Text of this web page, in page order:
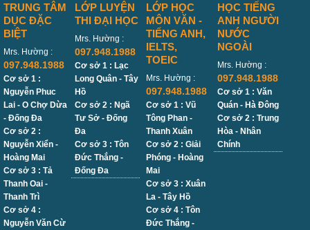
TRUNG TÂM
DỤC ĐẶC
BIỆT
Mrs. Hường :
097.948.1988
Cơ sở 1 :
Nguyễn Phuc
Lai - O Chợ Dừa
- Đống Đa
Cơ sở 2 :
Nguyễn Xiển -
Hoàng Mai
Cơ sở 3 : Tả
Thanh Oai -
Thanh Trì
Cơ sở 4 :
Nguyễn Văn Cừ
LỚP LUYỆN
THI ĐẠI HỌC
Mrs. Hường :
097.948.1988
Cơ sở 1 : Lạc
Long Quân - Tây
Hồ
Cơ sở 2 : Ngã
Tư Sở - Đống
Đa
Cơ sở 3 : Tôn
Đức Thắng -
Đống Đa
LỚP HỌC
MÔN VĂN -
TIẾNG ANH,
IELTS,
TOEIC
Mrs. Hường :
097.948.1988
Cơ sở 1 : Vũ
Tông Phan -
Thanh Xuân
Cơ sở 2 : Giải
Phóng - Hoàng
Mai
Cơ sở 3 : Xuân
La - Tây Hồ
Cơ sở 4 : Tôn
Đức Thắng -
HỌC TIẾNG
ANH NGƯỜI
NƯỚC
NGOÀI
Mrs. Hường :
097.948.1988
Cơ sở 1 : Văn
Quán - Hà Đông
Cơ sở 2 : Trung
Hòa - Nhân
Chính